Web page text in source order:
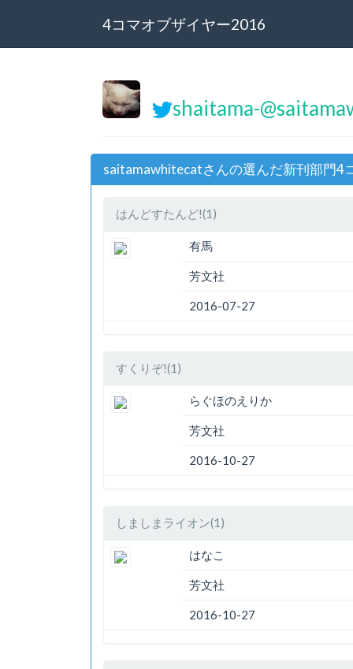
4コマオブザイヤー2016
shaitama-
saitamawhitecatさんの選んだ新刊部門4
はんどすたんど!(1)
有馬
芳文社
2016-07-27
すくりぞ!(1)
らぐほのえりか
芳文社
2016-10-27
しましまライオン(1)
はなこ
芳文社
2016-10-27